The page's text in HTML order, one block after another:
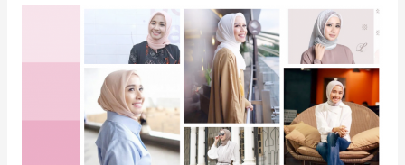
Casual
Berhijab